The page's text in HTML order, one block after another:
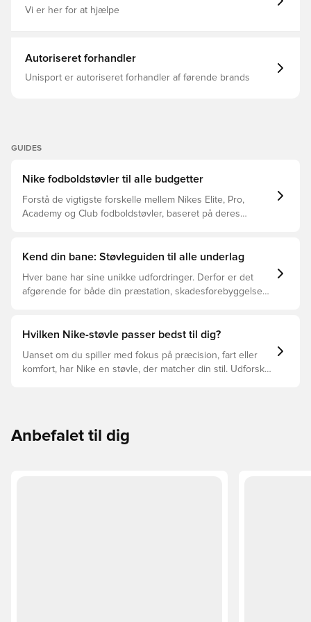
specielt lavet til kunstgræs.
Vi er her for at hjælpe
Autoriseret forhandler
Unisport er autoriseret forhandler af førende brands
GUIDES
Nike fodboldstøvler til alle budgetter
Forstå de vigtigste forskelle mellem Nikes Elite, Pro,
Academy og Club fodboldstøvler, baseret på deres
Kend din bane: Støvleguiden til alle underlag
Hver bane har sine unikke udfordringer. Derfor er det
afgørende for både din præstation, skadesforebyggelse
støvler der er det bedste valg til de forskellige typer
Hvilken Nike-støvle passer bedst til dig?
Uanset om du spiller med fokus på præcision, fart eller
komfort, har Nike en støvle, der matcher din stil. Udforsk
Anbefalet til dig